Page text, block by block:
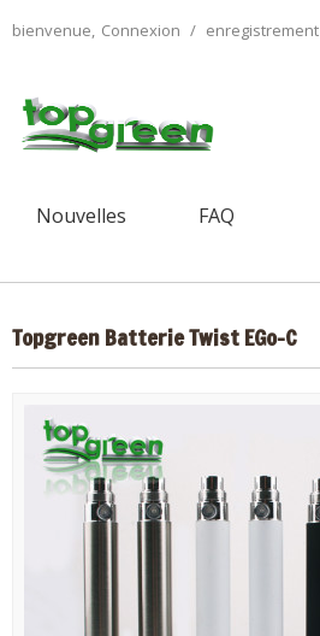
bienvenue, Connexion / enregistrement
Nouvelles FAQ
Topgreen Batterie Twist EGo-C